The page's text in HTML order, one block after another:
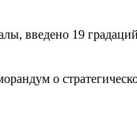
введено 19
о